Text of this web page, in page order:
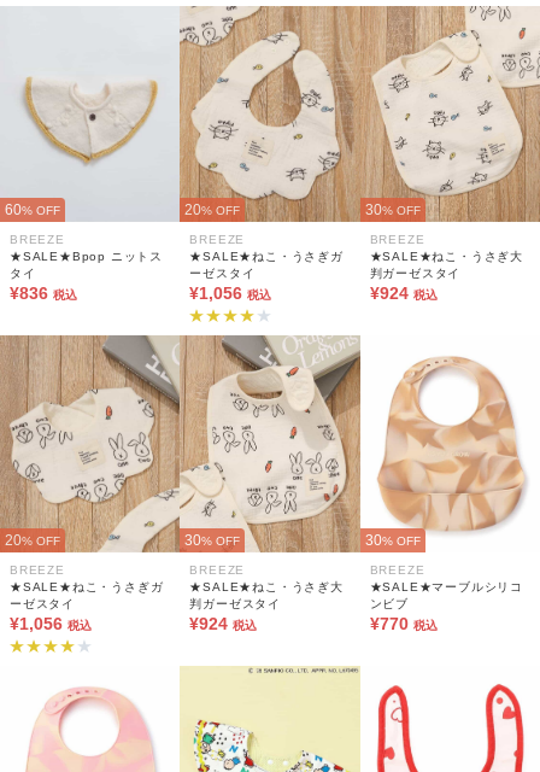
60% OFF
BREEZE
★SALE★Bpop ニットス
タイ
¥836 税込
20% OFF
BREEZE
★SALE★ねこ・うさぎガ
ーゼスタイ
¥1,056 税込
30% OFF
BREEZE
★SALE★ねこ・うさぎ大
判ガーゼスタイ
¥924 税込
20% OFF
BREEZE
★SALE★ねこ・うさぎガ
ーゼスタイ
¥1,056 税込
30% OFF
BREEZE
★SALE★ねこ・うさぎ大
判ガーゼスタイ
¥924 税込
30% OFF
BREEZE
★SALE★マーブルシリコ
ンビブ
¥770 税込